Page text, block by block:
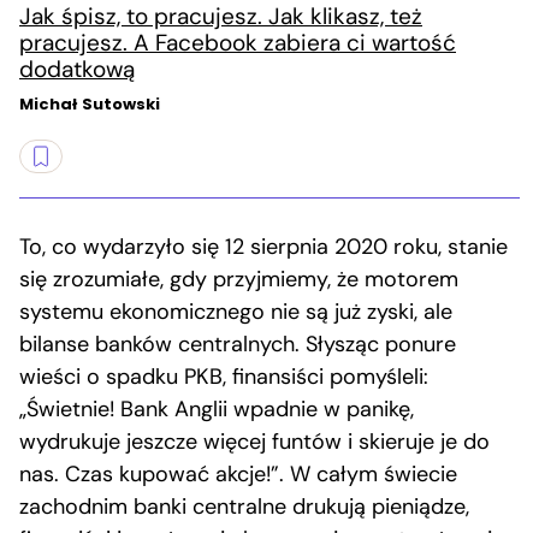
Jak śpisz, to pracujesz. Jak klikasz, też
pracujesz. A Facebook zabiera ci wartość
dodatkową
Michał Sutowski
To, co wydarzyło się 12 sierpnia 2020 roku, stanie
się zrozumiałe, gdy przyjmiemy, że motorem
systemu ekonomicznego nie są już zyski, ale
bilanse banków centralnych. Słysząc ponure
wieści o spadku PKB, finansiści pomyśleli:
„Świetnie! Bank Anglii wpadnie w panikę,
wydrukuje jeszcze więcej funtów i skieruje je do
nas. Czas kupować akcje!”. W całym świecie
zachodnim banki centralne drukują pieniądze,